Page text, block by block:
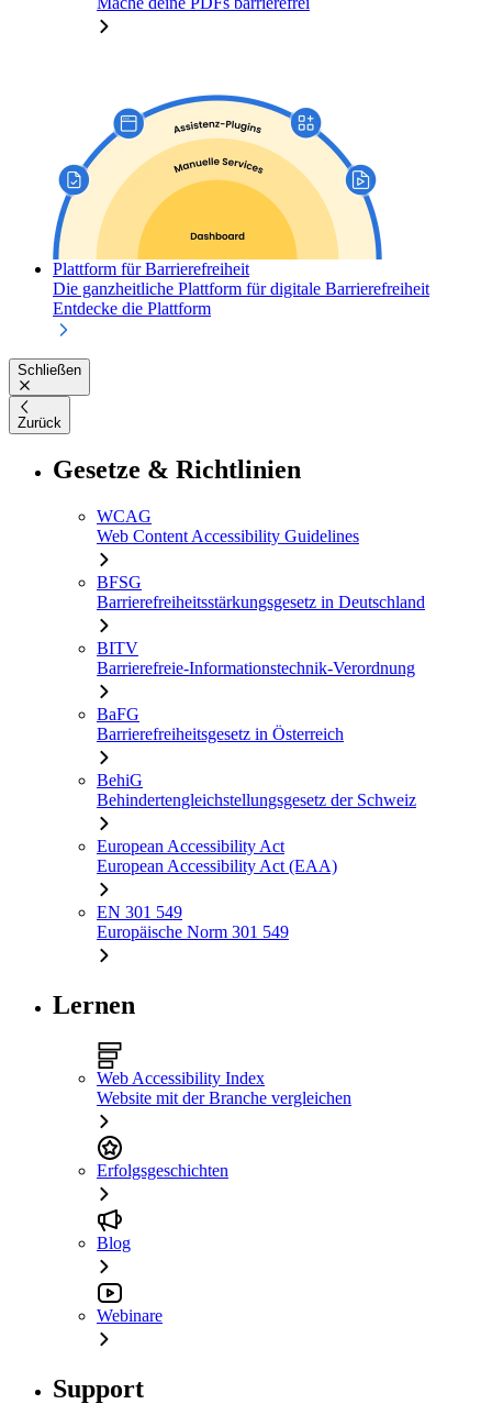
Plattform für Barrierefreiheit
Die ganzheitliche Plattform für digitale Barrierefreiheit
Entdecke die Plattform
Schließen
Zurück
Gesetze & Richtlinien
WCAG
Web Content Accessibility Guidelines
BFSG
Barrierefreiheitsstärkungsgesetz in Deutschland
BITV
Barrierefreie-Informationstechnik-Verordnung
BaFG
Barrierefreiheitsgesetz in Österreich
BehiG
Behindertengleichstellungsgesetz der Schweiz
European Accessibility Act
European Accessibility Act (EAA)
EN 301 549
Europäische Norm 301 549
Lernen
Web Accessibility Index
Website mit der Branche vergleichen
Erfolgsgeschichten
Blog
Webinare
Support